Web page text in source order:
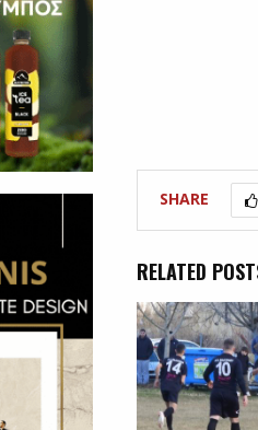
SHARE
RELATED